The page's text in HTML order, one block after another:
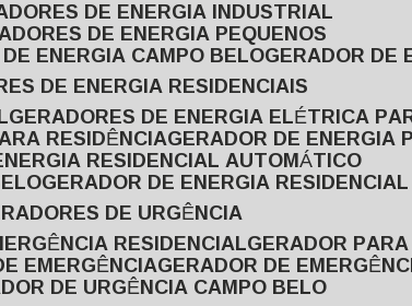
DE ENERGIA INDUSTRIAL
DE ENERGIA PEQUENOS
DE ENERGIA CAMPO BELO GERADOR
DE ENERGIA RESIDENCIAIS
GERADORES DE ENERGIA ELÉTRICA
RESIDÊNCIA GERADOR DE
RESIDENCIAL AUTOMÁTICO
GERADOR DE ENERGIA
DE URGÊNCIA
RESIDENCIAL GERADOR
EMERGÊNCIA GERADOR DE
DE URGÊNCIA CAMPO BELO